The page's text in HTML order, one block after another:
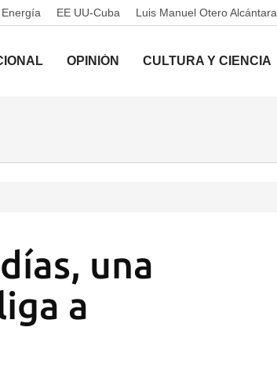
Energía EE UU-Cuba Luis Manuel Otero Alcántara
OPINIÓN CULTURA Y CIENCIA
una
a